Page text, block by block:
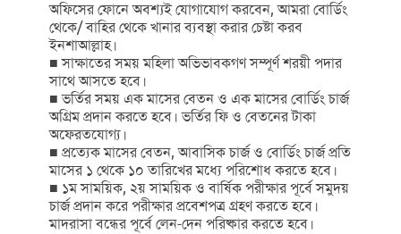
অফিসের ফোনে অবশ্যই যোগাযোগ করবেন, আমরা বোর্ডিং
থেকে/ বাহির থেকে খানার ব্যবস্থা করার চেষ্টা করব
ইনশাআল্লাহ।
■ সাক্ষাতের সময় মহিলা অভিভাবকগণ সম্পূর্ণ শরয়ী পদার
সাথে আসতে হবে।
■ ভর্তির সময় এক মাসের বেতন ও এক মাসের বোর্ডিং চার্জ
অগ্রিম প্রদান করতে হবে। ভর্তির ফি ও বেতনের টাকা
অফেরতযোগ্য।
■ প্রত্যেক মাসের বেতন, আবাসিক চার্জ ও বোর্ডিং চার্জ প্রতি
মাসের ১ থেকে ১০ তারিখের মধ্যে পরিশোধ করতে হবে।
■ ১ম সাময়িক, ২য় সাময়িক ও বার্ষিক পরীক্ষার পূর্বে সমুদয়
চার্জ প্রদান করে পরীক্ষার প্রবেশপত্র গ্রহণ করতে হবে।
মাদরাসা বন্ধের পূর্বে লেন-দেন পরিষ্কার করতে হবে।